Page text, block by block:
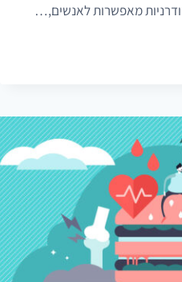
מודרניות מאפשרות לאנשים,…